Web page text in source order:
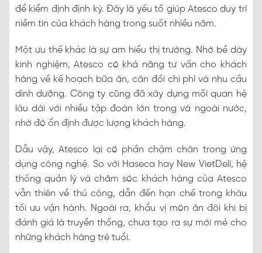
để kiểm định định kỳ. Đây là yếu tố giúp Atesco duy trì
niềm tin của khách hàng trong suốt nhiều năm.
Một ưu thế khác là sự am hiểu thị trường. Nhờ bề dày
kinh nghiệm, Atesco có khả năng tư vấn cho khách
hàng về kế hoạch bữa ăn, cân đối chi phí và nhu cầu
dinh dưỡng. Công ty cũng đã xây dựng mối quan hệ
lâu dài với nhiều tập đoàn lớn trong và ngoài nước,
nhờ đó ổn định được lượng khách hàng.
Dẫu vậy, Atesco lại có phần chậm chân trong ứng
dụng công nghệ. So với Haseca hay New VietDeli, hệ
thống quản lý và chăm sóc khách hàng của Atesco
vẫn thiên về thủ công, dẫn đến hạn chế trong khâu
tối ưu vận hành. Ngoài ra, khẩu vị món ăn đôi khi bị
đánh giá là truyền thống, chưa tạo ra sự mới mẻ cho
những khách hàng trẻ tuổi.